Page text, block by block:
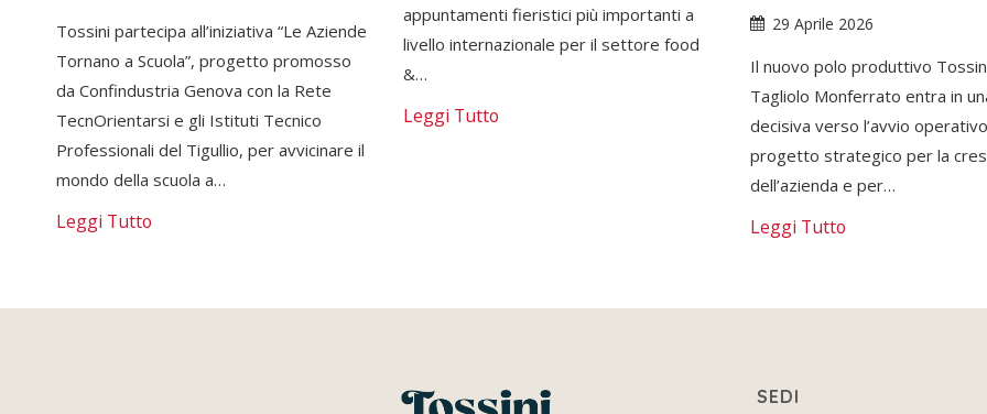
Tossini partecipa all’iniziativa “Le Aziende
Tornano a Scuola”, progetto promosso
da Confindustria Genova con la Rete
TecnOrientarsi e gli Istituti Tecnico
Professionali del Tigullio, per avvicinare il
mondo della scuola a…
Leggi Tutto
appuntamenti fieristici più importanti a
livello internazionale per il settore food
&…
Leggi Tutto
29 Aprile 2026
Il nuovo polo produttivo
Tagliolo Monferrato entra in
decisiva verso l’avvio
progetto strategico per la
dell’azienda e per…
Leggi Tutto
SEDI